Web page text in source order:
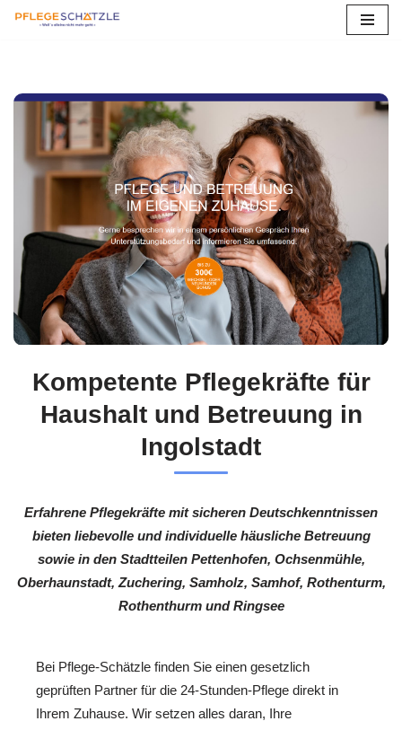
springen
Kompetente Pflegekräfte für
Haushalt und Betreuung in
Ingolstadt
Erfahrene Pflegekräfte mit sicheren Deutschkenntnissen
bieten liebevolle und individuelle häusliche Betreuung
sowie in den Stadtteilen Pettenhofen, Ochsenmühle,
Oberhaunstadt, Zuchering, Samholz, Samhof, Rothenturm,
Rothenthurm und Ringsee
Bei Pflege-Schätzle finden Sie einen gesetzlich
geprüften Partner für die 24-Stunden-Pflege direkt in
Ihrem Zuhause. Wir setzen alles daran, Ihre